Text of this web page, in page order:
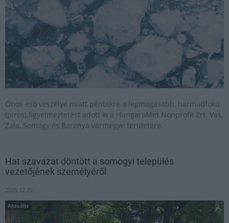
Ónos eső veszélye miatt péntekre a legmagasabb, harmadfokú
(piros) figyelmeztetést adott ki a HungaroMet Nonprofit Zrt. Vas,
Zala, Somogy és Baranya vármegye területére.
Hat szavazat döntött a somogyi település
vezetőjének személyéről
2025.12.22
Aktuális